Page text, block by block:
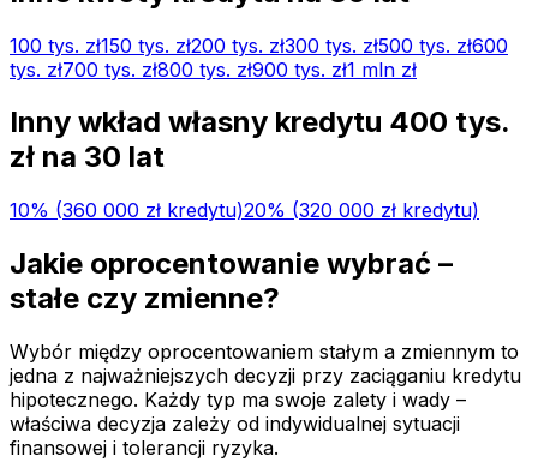
100 tys. zł150 tys. zł200 tys. zł300 tys. zł500 tys. zł600
tys. zł700 tys. zł800 tys. zł900 tys. zł1 mln zł
Inny wkład własny kredytu 400 tys.
zł na 30 lat
10% (360 000 zł kredytu)20% (320 000 zł kredytu)
Jakie oprocentowanie wybrać –
stałe czy zmienne?
Wybór między oprocentowaniem stałym a zmiennym to
jedna z najważniejszych decyzji przy zaciąganiu kredytu
hipotecznego. Każdy typ ma swoje zalety i wady –
właściwa decyzja zależy od indywidualnej sytuacji
finansowej i tolerancji ryzyka.